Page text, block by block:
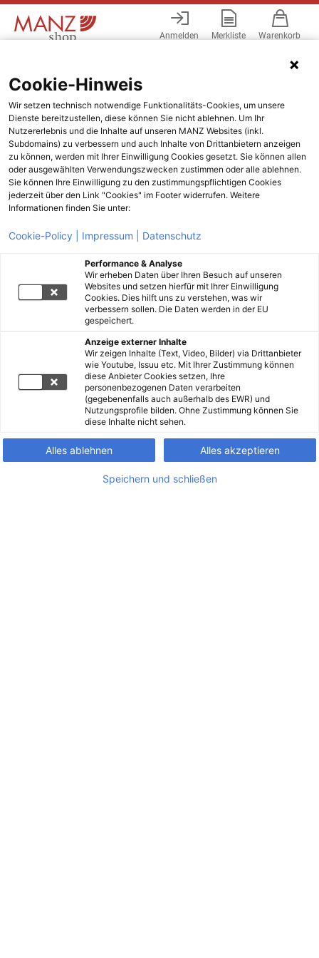
Anmelden Merkliste Warenkorb
Cookie-Hinweis
Wir setzen technisch notwendige Funktionalitäts-Cookies, um unsere
Dienste bereitzustellen, diese können Sie nicht ablehnen. Um Ihr
Nutzererlebnis und die Inhalte auf unseren MANZ Websites (inkl.
Subdomains) zu verbessern und auch Inhalte von Drittanbietern anzeigen
zu können, werden mit Ihrer Einwilligung Cookies gesetzt. Sie können allen
oder ausgewählten Verwendungszwecken zustimmen oder alle ablehnen.
Sie können Ihre Einwilligung zu den zustimmungspflichtigen Cookies
jederzeit über den Link "Cookies" im Footer widerrufen. Weitere
Informationen finden Sie unter:
Cookie-Policy | Impressum | Datenschutz
Performance & Analyse
Wir erheben Daten über Ihren Besuch auf unseren
Websites und setzen hierfür mit Ihrer Einwilligung
Cookies. Dies hilft uns zu verstehen, was wir
verbessern sollen. Die Daten werden in der EU
gespeichert.
Anzeige externer Inhalte
Wir zeigen Inhalte (Text, Video, Bilder) via Drittanbieter
wie Youtube, Issuu etc. Mit Ihrer Zustimmung können
diese Anbieter Cookies setzen, Ihre
personenbezogenen Daten verarbeiten
(gegebenenfalls auch außerhalb des EWR) und
Nutzungsprofile bilden. Ohne Zustimmung können Sie
diese Inhalte nicht sehen.
Alles ablehnen Alles akzeptieren
Speichern und schließen